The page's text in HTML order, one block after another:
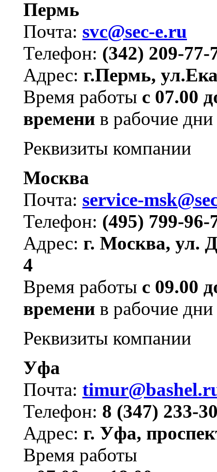
Пермь
Почта: svc@sec-e.ru
Телефон: (342) 209-77-
Адрес: г.Пермь,
Время работы с 07.00
времени в рабочие дни
Реквизиты компании
Москва
Почта: service-
Телефон: (495) 799-96-
Адрес: г. Москва, ул.
4
Время работы с 09.00
времени в рабочие дни
Реквизиты компании
Уфа
Почта:
Телефон: 8 (347) 233-
Адрес: г. Уфа,
Время работы